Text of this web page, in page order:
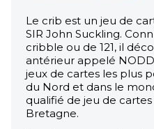
Le crib est un jeu de
SIR John Suckling.
cribble ou de 121, il
antérieur appelé
jeux de cartes les plus
du Nord et dans le
qualifié de jeu de
Bretagne.